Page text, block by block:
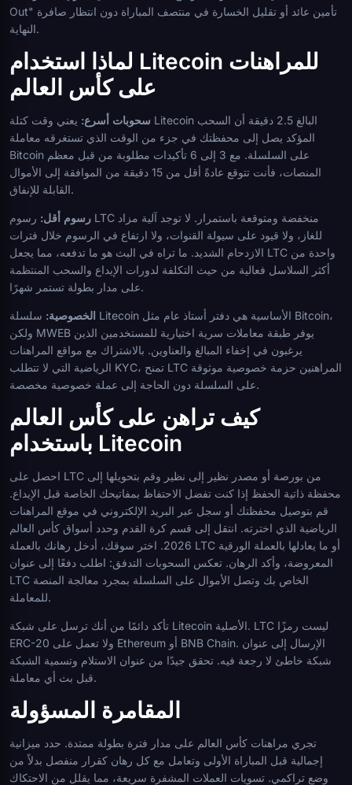
Out" تأمين عائد أو تقليل الخسارة في منتصف المباراة دون انتظار صافرة
النهاية.
لماذا استخدام Litecoin للمراهنات
على كأس العالم
سحوبات أسرع: يعني وقت كتلة Litecoin البالغ 2.5 دقيقة أن السحب
المؤكد يصل إلى محفظتك في جزء من الوقت الذي تستغرقه معاملة
Bitcoin على السلسلة. مع 3 إلى 6 تأكيدات مطلوبة من قبل معظم
المنصات، فأنت تتوقع عادةً أقل من 15 دقيقة من الموافقة إلى الأموال
القابلة للإنفاق.
رسوم أقل: رسوم LTC منخفضة ومتوقعة باستمرار. لا توجد آلية مزاد
للغاز، ولا قيود على سيولة القنوات، ولا ارتفاع في الرسوم خلال فترات
الازدحام الشديد. ما تراه في البث هو ما تدفعه، مما يجعل LTC واحدة من
أكثر السلاسل فعالية من حيث التكلفة لدورات الإيداع والسحب المنتظمة
على مدار بطولة تستمر شهرًا.
الخصوصية: سلسلة Litecoin الأساسية هي دفتر أستاذ عام مثل Bitcoin،
ولكن MWEB يوفر طبقة معاملات سرية اختيارية للمستخدمين الذين
يرغبون في إخفاء المبالغ والعناوين. بالاشتراك مع مواقع المراهنات
الرياضية التي لا تتطلب KYC، تمنح LTC المراهنين حزمة خصوصية موثوقة
على السلسلة دون الحاجة إلى عملة خصوصية مخصصة.
كيف تراهن على كأس العالم
باستخدام Litecoin
احصل على LTC من بورصة أو مصدر نظير إلى نظير وقم بتحويلها إلى
محفظة ذاتية الحفظ إذا كنت تفضل الاحتفاظ بمفاتيحك الخاصة قبل الإيداع.
قم بتوصيل محفظتك أو سجل عبر البريد الإلكتروني في موقع المراهنات
الرياضية الذي اخترته. انتقل إلى قسم كرة القدم وحدد أسواق كأس العالم
2026. اختر سوقك، أدخل رهانك بالعملة LTC أو ما يعادلها بالعملة الورقية
المعروضة، وأكد الرهان. تعكس السحوبات التدفق: اطلب دفعًا إلى عنوان
LTC الخاص بك وتصل الأموال على السلسلة بمجرد معالجة المنصة
للمعاملة.
تأكد دائمًا من أنك ترسل على شبكة Litecoin الأصلية. LTC ليست رمزًا
ERC-20 ولا تعمل على Ethereum أو BNB Chain. الإرسال إلى عنوان
شبكة خاطئ لا رجعة فيه. تحقق جيدًا من عنوان الاستلام وتسمية الشبكة
قبل بث أي معاملة.
المقامرة المسؤولة
تجري مراهنات كأس العالم على مدار فترة بطولة ممتدة. حدد ميزانية
إجمالية قبل المباراة الأولى وتعامل مع كل رهان كقرار منفصل بدلاً من
وضع تراكمي. تسويات العملات المشفرة سريعة، مما يقلل من الاحتكاك